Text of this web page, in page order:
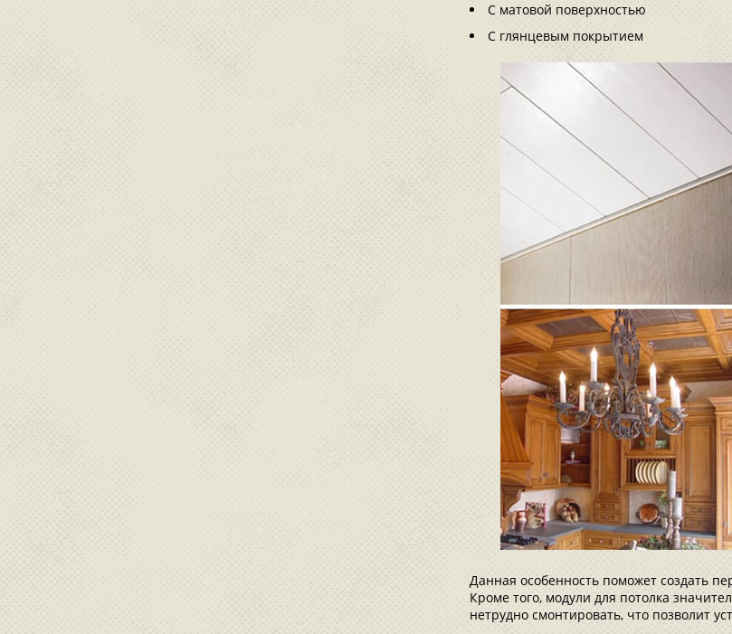
С матовой поверхностью
С глянцевым покрытием
Данная особенность поможет создать
Кроме того, модули для потолка
нетрудно смонтировать, что позволит